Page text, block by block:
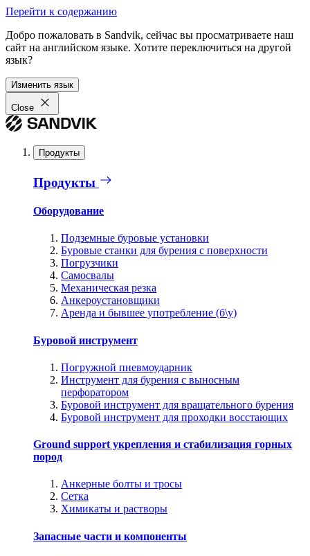
Перейти к содержанию
Добро пожаловать в Sandvik, сейчас вы просматриваете наш
сайт на английском языке. Хотите переключиться на другой
язык?
Изменить язык
Close
Продукты
Продукты
Оборудование
Подземные буровые установки
Буровые станки для бурения с поверхности
Погрузчики
Самосвалы
Механическая резка
Анкероустановщики
Аренда и бывшее употребление (б\у)
Буровой инструмент
Погружной пневмоударник
Инструмент для бурения с выносным
перфоратором
Буровой инструмент для вращательного бурения
Буровой инструмент для проходки восстающих
Ground support укрепления и стабилизация горных
пород
Анкерные болты и тросы
Сетка
Химикаты и растворы
Запасные части и компоненты